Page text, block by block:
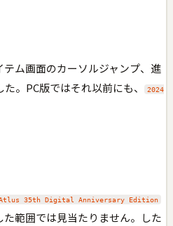
ム画面のカーソルジャンプ、進
。PC版ではそれ以前にも、
2024
35th Digital Anniversary Edition
範囲では見当たりません。した